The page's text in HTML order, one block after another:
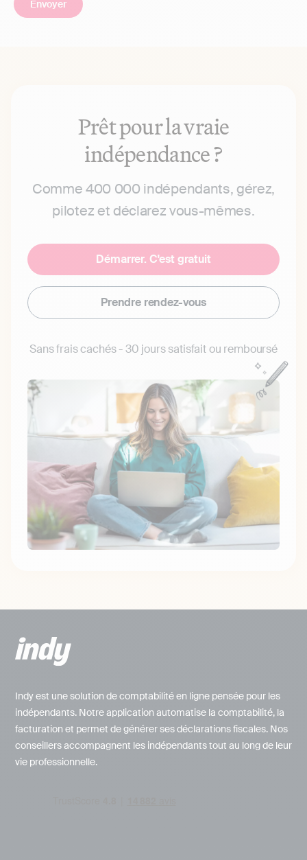
Prêt pour la vraie
indépendance ?
Comme 400 000 indépendants, gérez,
pilotez et déclarez vous-mêmes.
Démarrer. C'est gratuit
Prendre rendez-vous
Sans frais cachés - 30 jours satisfait ou remboursé
Indy est une solution de comptabilité en ligne pensée pour les
indépendants. Notre application automatise la comptabilité, la
facturation et permet de générer ses déclarations fiscales. Nos
conseillers accompagnent les indépendants tout au long de leur
vie professionnelle.